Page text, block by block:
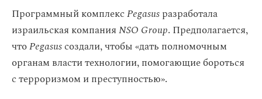
Программный комплексPegasusразработала
израильская компанияNSO Group. Предполагается,
чтоPegasusсоздали, чтобы «дать полномочным
органам власти технологии, помогающие бороться
с терроризмом и преступностью».